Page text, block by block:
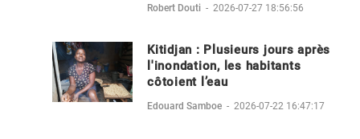
Robert Douti - 2026-07-27 18:56:56
Kitidjan : Plusieurs jours après
l'inondation, les habitants
côtoient l’eau
Edouard Samboe - 2026-07-22 16:47:17